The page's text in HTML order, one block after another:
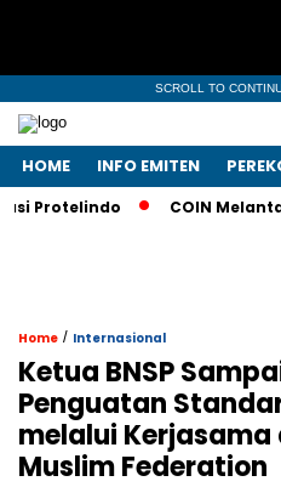
SCROLL TO
HOME INFO EMITEN
Protelindo COIN Melantai
Home / Internasional
Ketua BNSP
Penguatan
melalui Kerjasama
Muslim Federation